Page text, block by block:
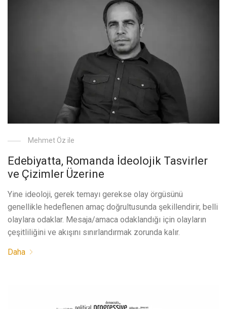
Mehmet Öz ile
Edebiyatta, Romanda İdeolojik Tasvirler
ve Çizimler Üzerine
Yine ideoloji, gerek temayı gerekse olay örgüsünü
genellikle hedeflenen amaç doğrultusunda şekillendirir, belli
olaylara odaklar. Mesaja/amaca odaklandığı için olayların
çeşitliliğini ve akışını sınırlandırmak zorunda kalır.
Daha